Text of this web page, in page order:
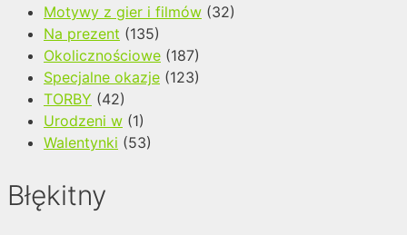
Motywy z gier i filmów (32)
Na prezent (135)
Okolicznościowe (187)
Specjalne okazje (123)
TORBY (42)
Urodzeni w (1)
Walentynki (53)
Błękitny